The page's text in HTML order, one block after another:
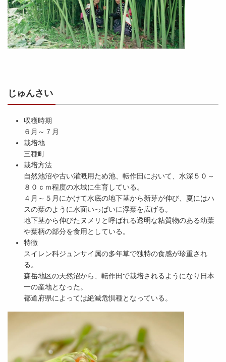
じゅんさい
収穫時期
６月～７月
栽培地
三種町
栽培方法
自然池沼や古い灌漑用ため池、転作田において、水深５０～
８０ｃｍ程度の水域に生育している。
４月～５月にかけて水底の地下茎から新芽が伸び、夏にはハ
スの葉のように水面いっぱいに浮葉を広げる。
地下茎から伸びたヌメリと呼ばれる透明な粘質物のある幼葉
や葉柄の部分を食用としている。
特徴
スイレン科ジュンサイ属の多年草で独特の食感が珍重され
る。
森岳地区の天然沼から、転作田で栽培されるようになり日本
一の産地となった。
都道府県によっては絶滅危惧種となっている。